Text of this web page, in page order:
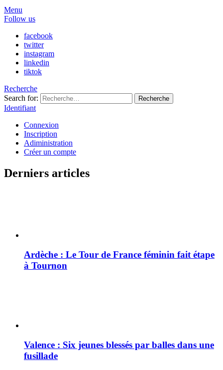
Menu
Follow us
facebook
twitter
instagram
linkedin
tiktok
Recherche
Search for:
Recherche
Identifiant
Connexion
Inscription
Adiministration
Créer un compte
Derniers articles
Ardèche : Le Tour de France féminin fait étape
à Tournon
Valence : Six jeunes blessés par balles dans une
fusillade